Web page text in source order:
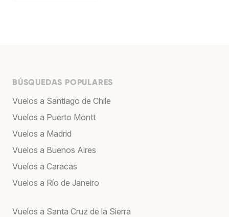
BÚSQUEDAS POPULARES
Vuelos a Santiago de Chile
Vuelos a Puerto Montt
Vuelos a Madrid
Vuelos a Buenos Aires
Vuelos a Caracas
Vuelos a Río de Janeiro
Vuelos a Santa Cruz de la Sierra